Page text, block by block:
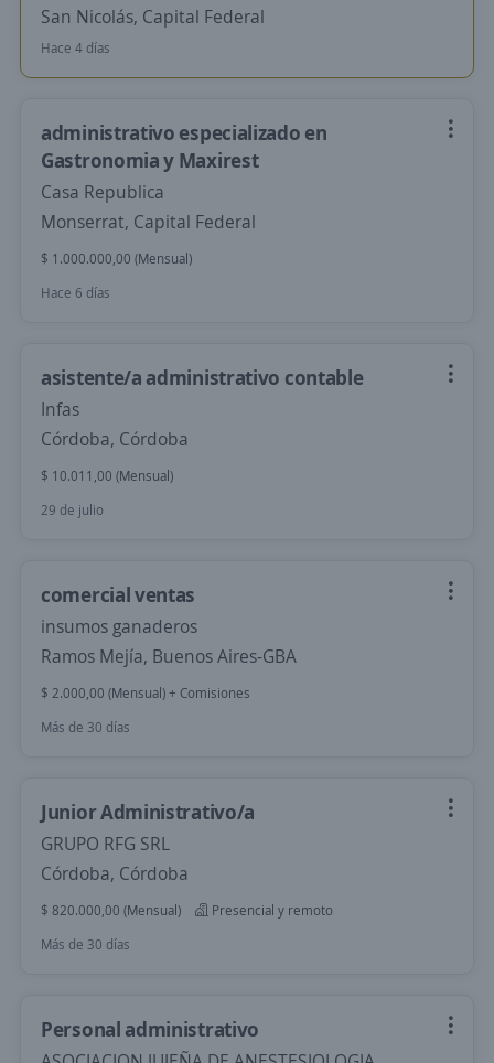
San Nicolás, Capital Federal
Hace 4 días
administrativo especializado en
Gastronomia y Maxirest
Casa Republica
Monserrat, Capital Federal
$ 1.000.000,00 (Mensual)
Hace 6 días
asistente/a administrativo contable
Infas
Córdoba, Córdoba
$ 10.011,00 (Mensual)
29 de julio
comercial ventas
insumos ganaderos
Ramos Mejía, Buenos Aires-GBA
$ 2.000,00 (Mensual) + Comisiones
Más de 30 días
Junior Administrativo/a
GRUPO RFG SRL
Córdoba, Córdoba
$ 820.000,00 (Mensual)
Presencial y remoto
Más de 30 días
Personal administrativo